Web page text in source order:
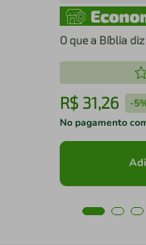
O que a Bíblia
R$ 31,26 -
No pagamento